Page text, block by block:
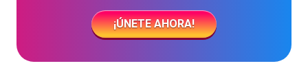
¡ÚNETE AHORA!